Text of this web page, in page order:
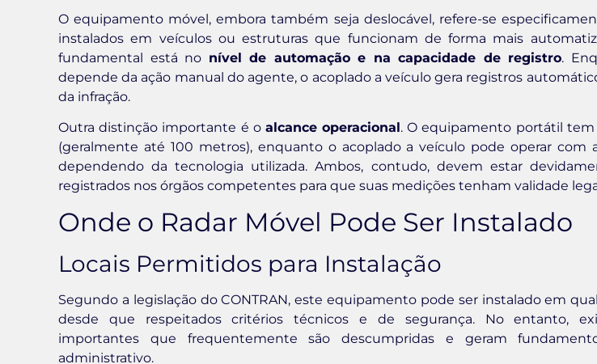
O equipamento móvel, embora também seja deslocável, refere-se
instalados em veículos ou estruturas que funcionam de forma mais
fundamental está no nível de automação e na capacidade de registro.
depende da ação manual do agente, o acoplado a veículo gera registros
da infração.
Outra distinção importante é o alcance operacional. O equipamento portátil
(geralmente até 100 metros), enquanto o acoplado a veículo pode operar com
dependendo da tecnologia utilizada. Ambos, contudo, devem estar
registrados nos órgãos competentes para que suas medições tenham validade
Onde o Radar Móvel Pode Ser Instalado
Locais Permitidos para Instalação
Segundo a legislação do CONTRAN, este equipamento pode ser instalado em
desde que respeitados critérios técnicos e de segurança. No entanto,
importantes que frequentemente são descumpridas e geram
administrativo.